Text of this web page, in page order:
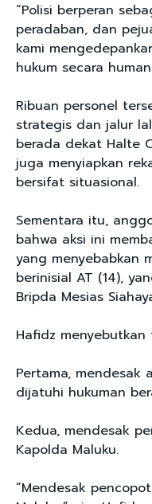
“Polisi berperan
peradaban, dan
kami
hukum secara
Ribuan personel
strategis dan jalur
berada dekat Halte
juga menyiapkan
bersifat situasional.
Sementara itu,
bahwa aksi ini
yang menyebabkan
berinisial AT (14),
Bripda Mesias
Hafidz
Pertama, mendesak
dijatuhi hukuman
Kedua, mendesak
Kapolda Maluku.
“Mendesak